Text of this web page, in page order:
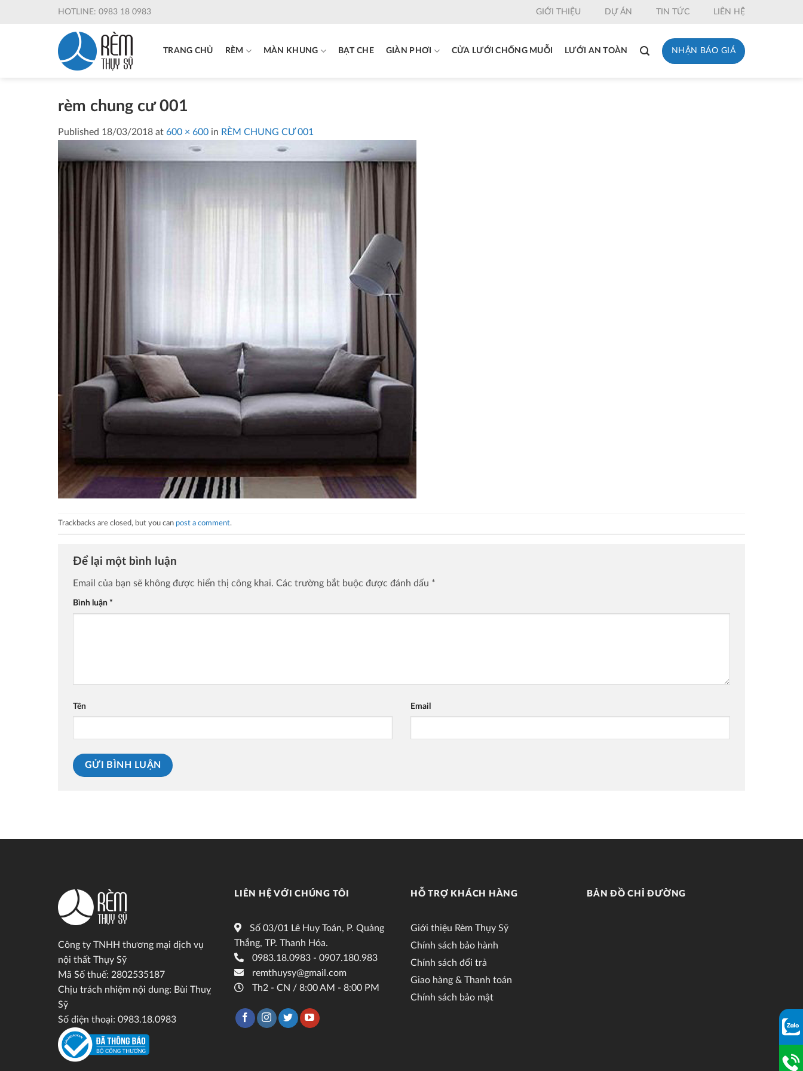
HOTLINE: 0983 18 0983 GIỚI THIỆU DỰ ÁN TIN TỨC LIÊN HỆ
TRANG CHỦ RÈM MÀN KHUNG BẠT CHE GIÀN PHƠI CỬA LƯỚI CHỐNG MUỖI LƯỚI AN TOÀN NHẬN BÁO GIÁ
rèm chung cư 001
Published 18/03/2018 at 600 × 600 in RÈM CHUNG CƯ 001
Trackbacks are closed, but you can post a comment.
Để lại một bình luận
Email của bạn sẽ không được hiển thị công khai. Các trường bắt buộc được đánh dấu *
Bình luận *
Tên Email
Công ty TNHH thương mại dịch vụ
nội thất Thụy Sỹ
Mã Số thuế: 2802535187
Chịu trách nhiệm nội dung: Bùi Thuỵ
Sỹ
Số điện thoại: 0983.18.0983
LIÊN HỆ VỚI CHÚNG TÔI
Số 03/01 Lê Huy Toán, P. Quảng
Thắng, TP. Thanh Hóa.
0983.18.0983 - 0907.180.983
remthuysy@gmail.com
Th2 - CN / 8:00 AM - 8:00 PM
HỖ TRỢ KHÁCH HÀNG
Giới thiệu Rèm Thụy Sỹ
Chính sách bảo hành
Chính sách đổi trả
Giao hàng & Thanh toán
Chính sách bảo mật
BẢN ĐỒ CHỈ ĐƯỜNG